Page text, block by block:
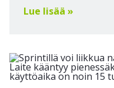
Lue lisää »